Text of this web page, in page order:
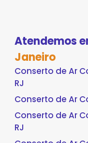
Atendemos
Janeiro
Conserto de Ar
RJ
Conserto de Ar
Conserto de Ar
RJ